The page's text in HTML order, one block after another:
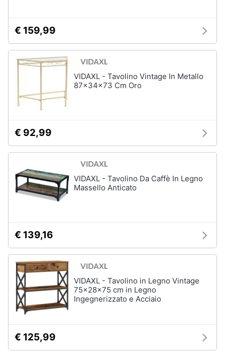
€ 159,99
VIDAXL - Tavolino Vintage In Metallo
87x34x73 Cm Oro
€ 92,99
VIDAXL - Tavolino Da Caffè In Legno
Massello Anticato
€ 139,16
VIDAXL - Tavolino in Legno Vintage
75x28x75 cm in Legno
Ingegnerizzato e Acciaio
€ 125,99